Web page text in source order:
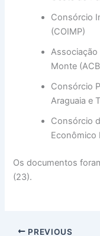
Consórcio
(COIMP)
Monte
Consórcio
Araguaia e
Consórcio
Econômico
Os documentos
(23).
PREVIOUS